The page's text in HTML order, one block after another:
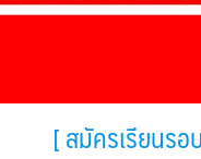
[ สมัครเรียนรอ